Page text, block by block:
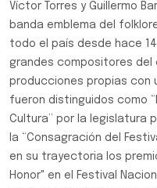
Víctor Torres y Guillermo
banda emblema del
todo el país desde hace
grandes compositores del
producciones propias con
fueron distinguidos como
Cultura” por la legislatura
la “Consagración del
en su trayectoria los
Honor" en el Festival